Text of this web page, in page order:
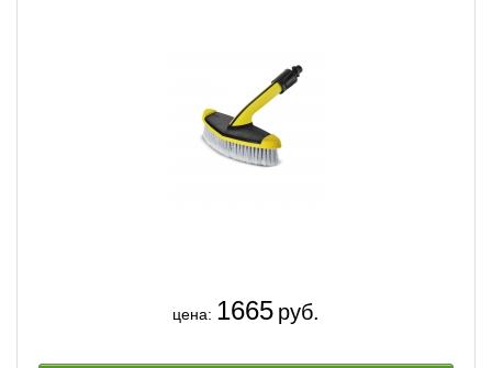
цена: 1665 руб.